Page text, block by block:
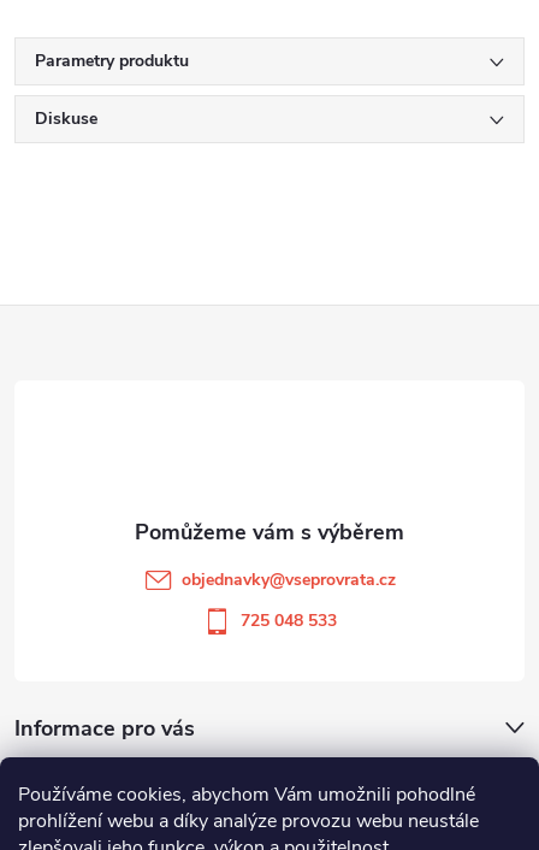
Používáme cookies, abychom Vám umožnili pohodlné
prohlížení webu a díky analýze provozu webu neustále
Parametry produktu
Diskuse
objednavky@vseprovrata.cz
725 048 533
Informace pro vás
Odstoupit od smlouvy